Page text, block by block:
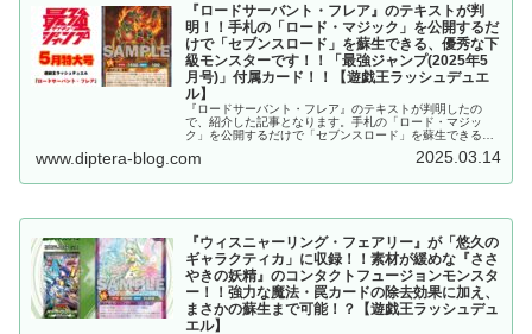
『ロードサーバント・フレア』のテキストが判
明！！手札の「ロード・マジック」を公開するだ
けで「セブンスロード」を蘇生できる、優秀な下
級モンスターです！！「最強ジャンプ(2025年5
月号)」付属カード！！【遊戯王ラッシュデュエ
ル】
『ロードサーバント・フレア』のテキストが判明したの
で、紹介した記事となります。手札の「ロード・マジッ
ク」を公開するだけで「セブンスロード」を蘇生できる、
号)」付属カード！！【遊戯王ラッシュデュエル】
www.diptera-blog.com 2025.03.14
『ウィスニャーリング・フェアリー』が「悠久の
ギャラクティカ」に収録！！素材が緩めな『ささ
やきの妖精』のコンタクトフュージョンモンスタ
ー！！強力な魔法・罠カードの除去効果に加え、
まさかの蘇生まで可能！？【遊戯王ラッシュデュ
エル】